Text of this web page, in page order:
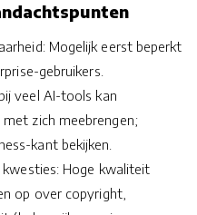
Mogelijk eerst beperkt
gebruikers.
veel AI-tools kan
zich meebrengen;
kant bekijken.
Hoge kwaliteit
op over copyright,